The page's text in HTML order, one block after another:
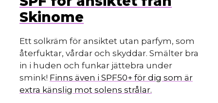
Skinome
Ett solkräm för ansiktet utan parfym, som
återfuktar, vårdar och skyddar. Smälter bra
in i huden och funkar jättebra under
smink! Finns även i SPF50+ för dig som är
extra känslig mot solens strålar.